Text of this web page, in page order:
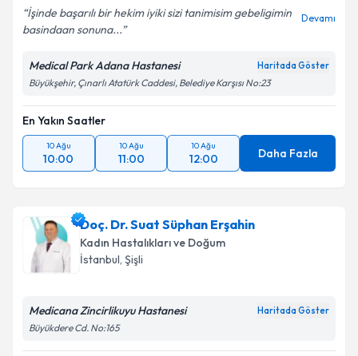
İşinde başarılı bir hekim iyiki sizi tanimisim gebeligimin
basindaan sonuna...
Devamı
Medical Park Adana Hastanesi Haritada Göster
Büyükşehir, Çınarlı Atatürk Caddesi, Belediye Karşısı No:23
En Yakın Saatler
10 Ağu
10:00
10 Ağu
11:00
10 Ağu
12:00 Daha Fazla
Doç. Dr. Suat Süphan Erşahin
Kadın Hastalıkları ve Doğum
İstanbul, Şişli
Medicana Zincirlikuyu Hastanesi Haritada Göster
Büyükdere Cd. No:165